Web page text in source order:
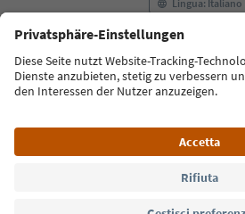
Lingua: Italiano
FAQ Contatti Press MICE
Termini e condizioni
Crediti
Alto Adige B2B